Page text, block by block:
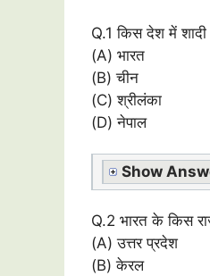
Q.1 किस देश में
(A) भारत
(B) चीन
(C) श्रीलंका
(D) नेपाल
Show
Q.2 भारत के किस
(A) उत्तर प्रदेश
(B) केरल